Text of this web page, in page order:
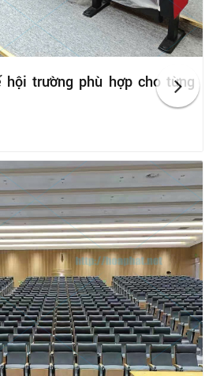
hội trường phù hợp cho từng